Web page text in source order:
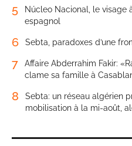
5
Núcleo Nacional, le visage
espagnol
6 Sebta, paradoxes d’une
7
Affaire Abderrahim Fakir:
clame sa famille à
8
Sebta: un réseau algérien
mobilisation à la mi-août,